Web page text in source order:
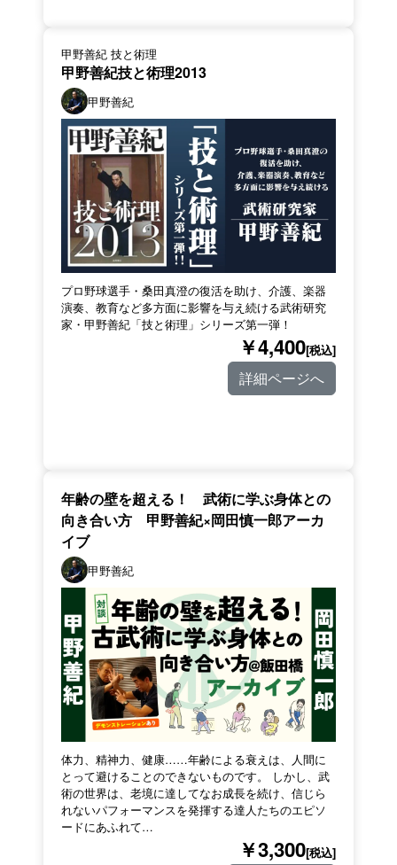
甲野善紀 技と術理
甲野善紀技と術理2013
甲野善紀
プロ野球選手・桑田真澄の復活を助け、介護、楽器
演奏、教育など多方面に影響を与え続ける武術研究
家・甲野善紀「技と術理」シリーズ第一弾！
￥4,400[税込]
詳細ページへ
年齢の壁を超える！ 武術に学ぶ身体との
向き合い方 甲野善紀×岡田慎一郎アーカ
イブ
甲野善紀
体力、精神力、健康……年齢による衰えは、人間に
とって避けることのできないものです。 しかし、武
術の世界は、老境に達してなお成長を続け、信じら
れないパフォーマンスを発揮する達人たちのエピソ
ードにあふれて…
￥3,300[税込]